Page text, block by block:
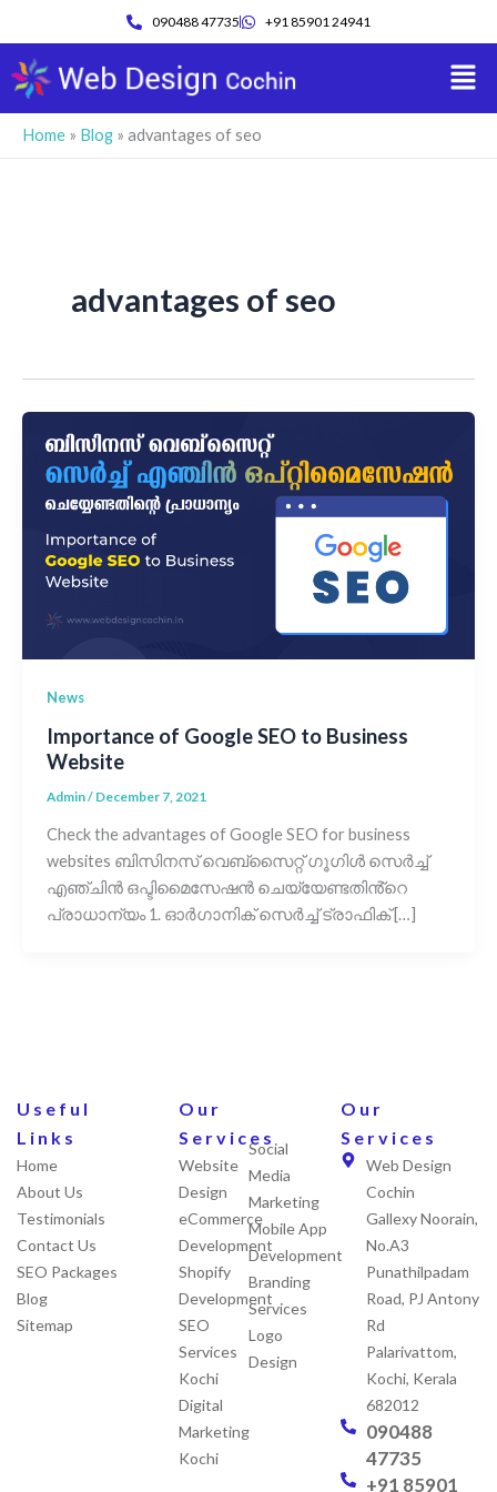
content
090488 47735 +91 85901 24941
Home » Blog » advantages of seo
advantages of seo
News
Importance of Google SEO to Business
Website
Admin/ December 7, 2021
Check the advantages of Google SEO for business
websites ബിസിനസ് വെബ്‌സൈറ്റ് ഗൂഗിൾ സെർച്ച്
എഞ്ചിൻ ഒപ്ടിമൈസേഷൻ ചെയ്യേണ്ടതിൻ്റെ
പ്രാധാന്യം 1. ഓർഗാനിക് സെർച്ച് ട്രാഫിക് […]
Useful
Links
Home
About Us
Testimonials
Contact Us
SEO Packages
Blog
Sitemap
Our
Services
Website
Design
eCommerce
Development
Shopify
Development
SEO
Services
Kochi
Digital
Marketing
Kochi
Social
Media
Marketing
Mobile App
Development
Branding
Services
Logo
Design
Our
Services
Web Design
Cochin
Gallexy Noorain,
No.A3
Punathilpadam
Road, PJ Antony
Rd
Palarivattom,
Kochi, Kerala
682012
090488
47735
+91 85901